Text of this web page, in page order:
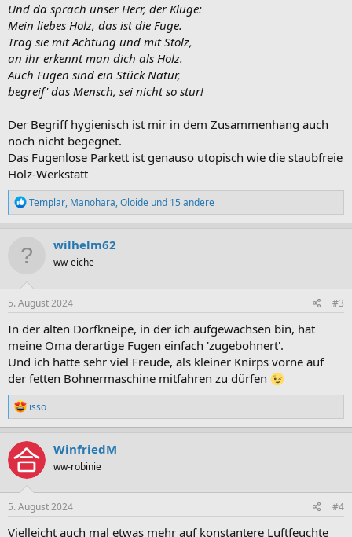
Und da sprach unser Herr, der Kluge:
Mein liebes Holz, das ist die Fuge.
Trag sie mit Achtung und mit Stolz,
an ihr erkennt man dich als Holz.
Auch Fugen sind ein Stück Natur,
begreif' das Mensch, sei nicht so stur!
Der Begriff hygienisch ist mir in dem Zusammenhang auch
noch nicht begegnet.
Das Fugenlose Parkett ist genauso utopisch wie die staubfreie
Holz-Werkstatt
R
e
a
t
n
e
:
Templar, Manohara,Oloide und 15 andere
wilhelm62
ww-eiche
5. August 2024 #3
In der alten Dorfkneipe, in der ich aufgewachsen bin, hat
meine Oma derartige Fugen einfach 'zugebohnert'.
Und ich hatte sehr viel Freude, als kleiner Knirps vorne auf
der fetten Bohnermaschine mitfahren zu dürfen
R
e
a
k
t
i
o
n
e
:
isso
WinfriedM
ww-robinie
5. August 2024 #4
Vielleicht auch mal etwas mehr auf konstantere Luftfeuchte